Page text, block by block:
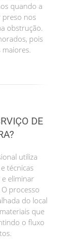
quando a
preso nos
obstrução.
pois
DE
utiliza
técnicas
eliminar
processo
do local
que
o fluxo